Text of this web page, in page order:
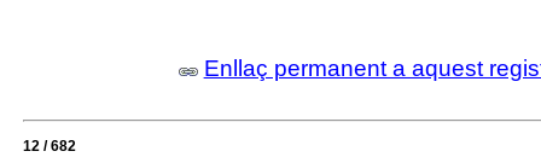
Enllaç permanent a aquest
12 / 682